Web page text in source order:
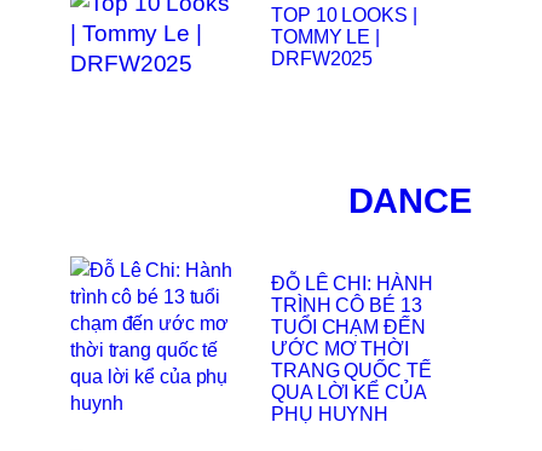
TOP 10 LOOKS |
TOMMY LE |
DRFW2025
DANCE
ĐỖ LÊ CHI: HÀNH
TRÌNH CÔ BÉ 13
TUỔI CHẠM ĐẾN
ƯỚC MƠ THỜI
TRANG QUỐC TẾ
QUA LỜI KỂ CỦA
PHỤ HUYNH